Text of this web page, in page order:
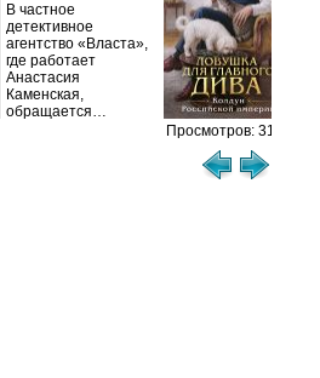
В частное
детективное
агентство «Власта»,
где работает
Анастасия
Каменская,
обращается…
Просмотров: 314